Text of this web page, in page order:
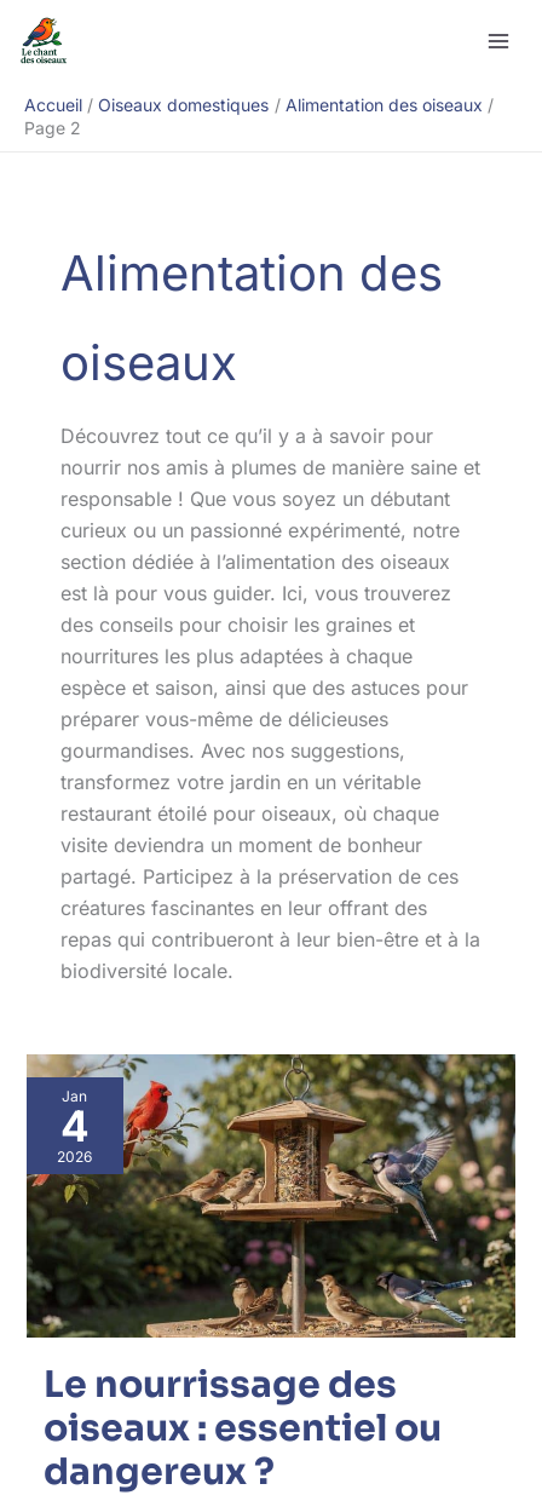
Accueil
Oiseaux domestiques
Alimentation des oiseaux
Page 2
Alimentation des
oiseaux
Découvrez tout ce qu’il y a à savoir pour
nourrir nos amis à plumes de manière saine et
responsable ! Que vous soyez un débutant
curieux ou un passionné expérimenté, notre
section dédiée à l’alimentation des oiseaux
est là pour vous guider. Ici, vous trouverez
des conseils pour choisir les graines et
nourritures les plus adaptées à chaque
espèce et saison, ainsi que des astuces pour
préparer vous-même de délicieuses
gourmandises. Avec nos suggestions,
transformez votre jardin en un véritable
restaurant étoilé pour oiseaux, où chaque
visite deviendra un moment de bonheur
partagé. Participez à la préservation de ces
créatures fascinantes en leur offrant des
repas qui contribueront à leur bien-être et à la
biodiversité locale.
Jan
4
2026
Le nourrissage des
oiseaux : essentiel ou
dangereux ?
Le
nourrissage
des
oiseaux
:
essentiel
ou
dangereux
?
Rechercher